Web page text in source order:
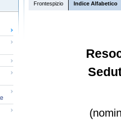
Frontespizio Indice Alfabetico